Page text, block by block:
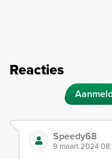
Reacties
Speedy68
9 maart 2024